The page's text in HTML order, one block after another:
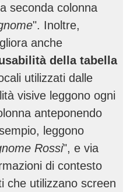
seconda colonna
". Inoltre,
anche
della tabella
utilizzati dalle
visive leggono ogni
anteponendo
leggono
Rossi", e via
di contesto
che utilizzano screen